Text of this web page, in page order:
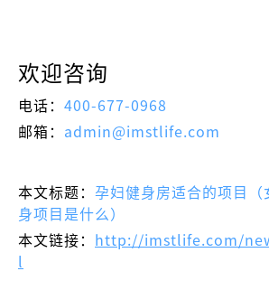
欢迎咨询
电话： 400-677-0968
邮箱： admin@imstlife.com
本文标题： 孕妇健身房适合的项目（
身项目是什么）
本文链接：
http://imstlife.com/